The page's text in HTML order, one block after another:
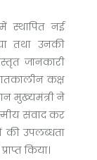
स्थापित नई
तथा उनकी
जानकारी
कक्ष
मुख्यमंत्री ने
संवाद कर
की उपलब्धता
किया।